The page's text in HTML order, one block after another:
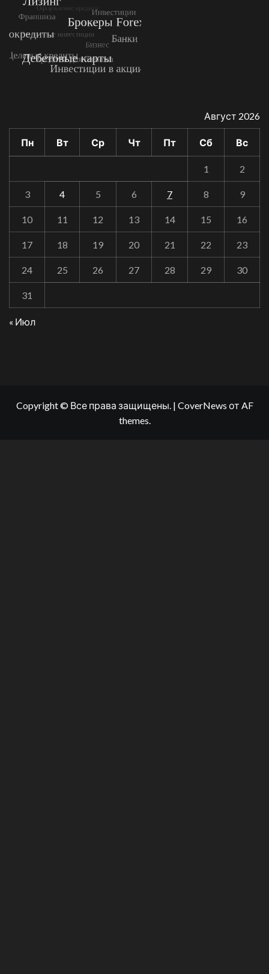
Август 2026
Пн Вт Ср Чт Пт Сб Вс
1 2
3 4 5 6 7 8 9
10 11 12 13 14 15 16
17 18 19 20 21 22 23
24 25 26 27 28 29 30
31
« Июл
Copyright © Все права защищены. | CoverNews от AF
themes.